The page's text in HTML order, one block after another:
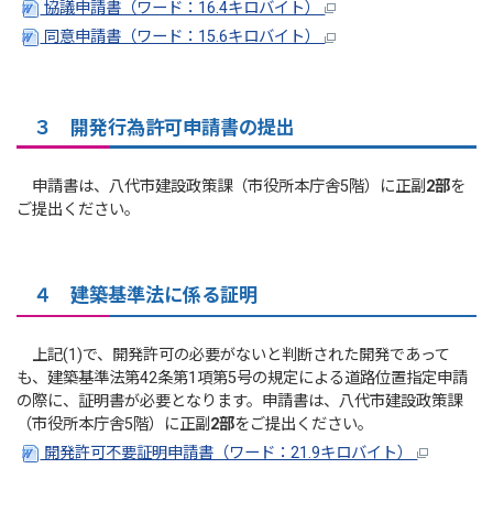
協議申請書（ワード：16.4キロバイト）
同意申請書（ワード：15.6キロバイト）
３ 開発行為許可申請書の提出
申請書は、八代市建設政策課（市役所本庁舎5階）に正副 2部を
ご提出ください。
４ 建築基準法に係る証明
上記(1)で、開発許可の必要がないと判断された開発であって
も、建築基準法第42条第1項第5号の規定による道路位置指定申請
の際に、証明書が必要となります。申請書は、八代市建設政策課
（市役所本庁舎5階）に正副 2部をご提出ください。
開発許可不要証明申請書（ワード：21.9キロバイト）